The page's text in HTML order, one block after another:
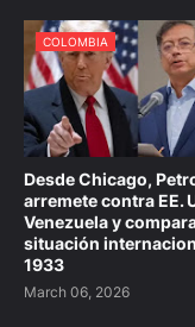
COLOMBIA
Desde Chicago,
arremete contra EE.
Venezuela y
situación
1933
March 06, 2026